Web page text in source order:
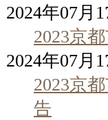
2024年07月
2023京
2024年07月
2023京
告